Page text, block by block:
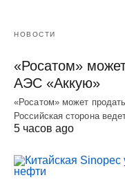
НОВОСТИ
«Росатом»
АЭС «Аккую»
«Росатом» может
Российская сторона
5 часов ago